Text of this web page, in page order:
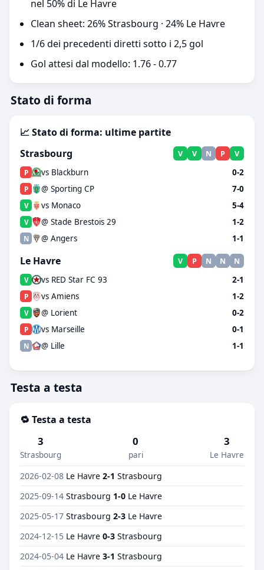
nel 50% di Le Havre
Clean sheet: 26% Strasbourg · 24% Le Havre
1/6 dei precedenti diretti sotto i 2,5 gol
Gol attesi dal modello: 1.76 - 0.77
Stato di forma
📈 Stato di forma: ultime partite
Strasbourg
V V N P V
P vs Blackburn 0-2
P @ Sporting CP 7-0
V vs Monaco 5-4
V @ Stade Brestois 29 1-2
N @ Angers 1-1
Le Havre V P N N N
V vs RED Star FC 93 2-1
P vs Amiens 1-2
V @ Lorient 0-2
P vs Marseille 0-1
N @ Lille 1-1
Testa a testa
🔁 Testa a testa
3
Strasbourg
0
pari
3
Le Havre
2026-02-08 Le Havre 2-1 Strasbourg
2025-09-14 Strasbourg 1-0 Le Havre
2025-05-17 Strasbourg 2-3 Le Havre
2024-12-15 Le Havre 0-3 Strasbourg
2024-05-04 Le Havre 3-1 Strasbourg